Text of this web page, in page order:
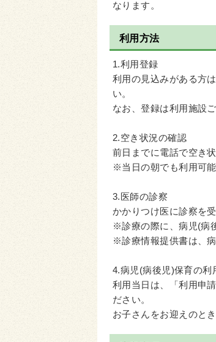
なります。
利用方法
1.利用登録
利用の見込みがある方
い。
なお、登録は利用施設
2.空き状況の確認
前日までに電話で空き
※当日の朝でも利用可
3.医師の診察
かかりつけ医に診察を
※診療の際に、病児(病
※診療情報提供書は、
4.病児(病後児)保育の利
利用当日は、「利用申
ださい。
お子さんをお迎えのと